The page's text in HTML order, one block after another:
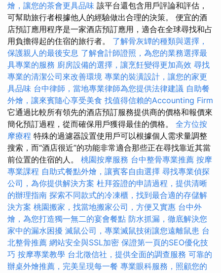
燴，讓您的茶會更具品味 該平台還包含用戶評論和評估，
可幫助旅行者根據他人的經驗做出合理的決策。 便宜的酒
店預訂應用程序是一家酒店預訂應用，適合在全球尋找和占
用負擔得起的住宿的旅行者。 了解骨灰罈的種類與選擇，
保護親人的最後安息 了解會計師證照，為您的業務選擇最
具專業的服務 廚房設備的選擇，讓烹飪變得更加高效 尋找
專業的清潔公司來改善環境 專業的裝潢設計，讓您的家更
具品味 台中律師，當地專業律師為您提供法律建議 自助餐
外燴，讓來賓隨心享受美食 找值得信賴的Accounting Firm
它通過比較所有領先的酒店預訂服務提供商的價格和報價來
簡化預訂過程，從而確保用戶獲得最佳的價格。 全方位按
摩療程 特殊的過濾器設置使用戶可以根據個人需求量調整
搜索，而“酒店很近”的功能非常適合那些正在尋找靠近其當
前位置的住宿的人。 桃園按摩服務 台中整骨專業推薦 按摩
專業課程 自助式餐點外燴，讓賓客自由選擇 尋找專業偵探
公司，為你提供解決方案 杜拜簽證的申請過程，提供清晰
的辦理指南 探索不同款式的冷凍櫃，找到最合適的存儲解
決方案 桃園搬家，找當地搬家公司，方便又實惠 台中外
燴，為您打造獨一無二的宴會餐點 防水抓漏，徹底解決您
家中的漏水困擾 滅鼠公司，專業滅鼠技術讓您遠離鼠患 台
北整骨推薦 網站安全與SSL加密 保證第一頁的SEO優化技
巧 按摩專業教學 台北徵信社，提供全面的調查服務 可靠的
辦桌外燴推薦，完美呈現每一餐 專業眼科服務，照顧您的